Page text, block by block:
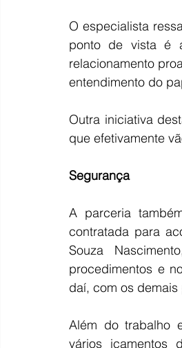
O especialista
ponto de vista é
relacionamento
entendimento do
Outra iniciativa
que efetivamente
Segurança
A parceria
contratada para
Souza
procedimentos e
daí, com os demais
Além do trabalho
vários içamentos